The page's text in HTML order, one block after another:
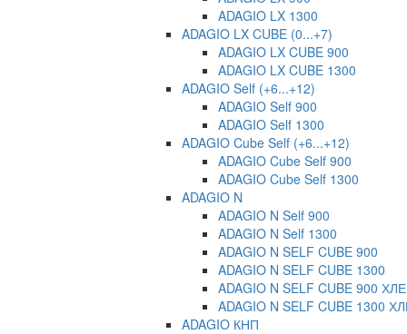
ADAGIO LX 1300
ADAGIO LX CUBE (0...+7)
ADAGIO LX CUBE 900
ADAGIO LX CUBE 1300
ADAGIO Self (+6...+12)
ADAGIO Self 900
ADAGIO Self 1300
ADAGIO Cube Self (+6...+12)
ADAGIO Cube Self 900
ADAGIO Cube Self 1300
ADAGIO N
ADAGIO N Self 900
ADAGIO N Self 1300
ADAGIO N SELF CUBE 900
ADAGIO N SELF CUBE 1300
ADAGIO N SELF CUBE 900
ADAGIO N SELF CUBE 1300
ADAGIO КНП